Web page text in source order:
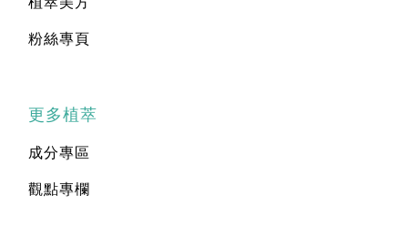
粉絲專頁
更多植萃
成分專區
觀點專欄